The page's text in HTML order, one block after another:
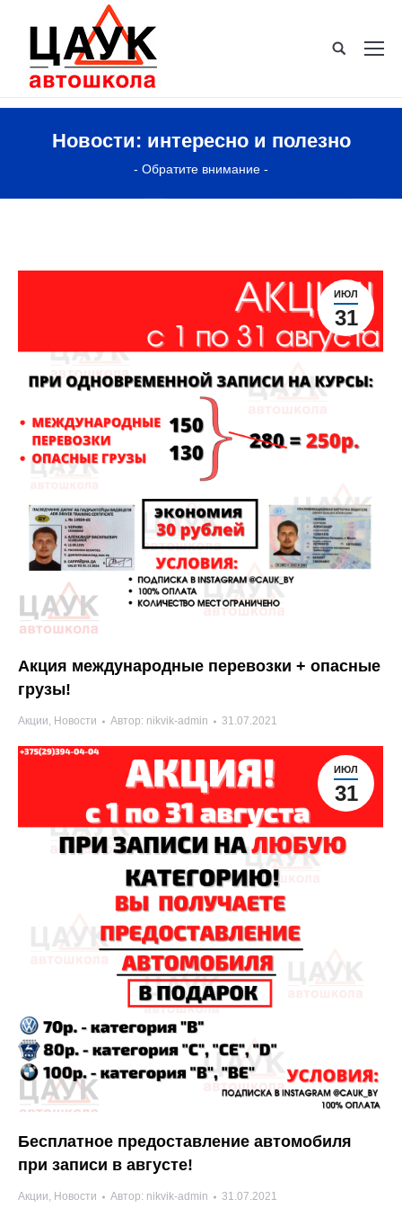
Новости: интересно и полезно
- Обратите внимание -
ИЮЛ
31
Акция международные перевозки + опасные
грузы!
Акции, Новости Автор: nikvik-admin 31.07.2021
ИЮЛ
31
Бесплатное предоставление автомобиля
при записи в августе!
Акции, Новости Автор: nikvik-admin 31.07.2021